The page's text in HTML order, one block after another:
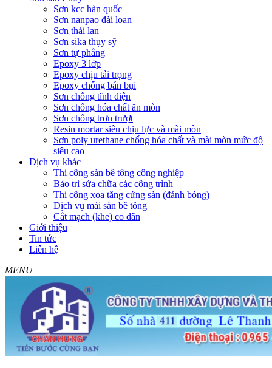
Sơn kcc hàn quốc
Sơn nanpao đài loan
Sơn thái lan
Sơn sika thụy sỹ
Sơn tự phẳng
Epoxy 3 lớp
Epoxy chịu tải trọng
Epoxy chống bán bụi
Sơn chống tĩnh điện
Sơn chống hóa chất ăn mòn
Sơn chống trơn trượt
Resin mortar siêu chịu lực và mài mòn
Sơn poly urethane chống hóa chất và mài mòn mức độ
siêu cao
Dịch vụ khác
Thi công sàn bê tông công nghiệp
Bảo trì sửa chữa các công trình
Thi công xoa tăng cứng sàn (đánh bóng)
Dịch vụ mái sàn bê tông
Cắt mạch (khe) co dãn
Giới thiệu
Tin tức
Liên hệ
MENU